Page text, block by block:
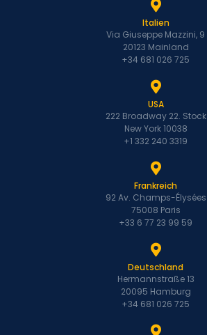
Italien
Via Giuseppe Mazzini, 9
20123 Mainland
+34 681 026 725
USA
222 Broadway 22. Stock
New York 10038
+1 332 240 3319
Frankreich
92 Av. Champs-Élysées
75008 Paris
+33 6 77 23 99 59
Deutschland
Hermannstraße 13
20095 Hamburg
+34 681 026 725